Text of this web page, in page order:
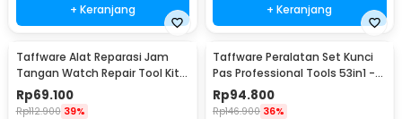
+ Keranjang + Keranjang
Taffware Alat Reparasi Jam
Tangan Watch Repair Tool Kit
Lengkap 13in1 - SC8005
Rp69.100
Rp112.900 39%
Taffware Peralatan Set Kunci
Pas Professional Tools 53in1 -
CR-V53
Rp94.800
Rp146.900 36%